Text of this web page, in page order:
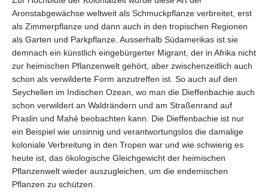
Aronstabgewächse weltweit als Schmuckpflanze verbreitet, erst
als Zimmerpflanze und dann auch in den tropischen Regionen
als Garten und Parkpflanze. Ausserhalb Südamerikas ist sie
demnach ein künstlich eingebürgerter Migrant, der in Afrika nicht
zur heimischen Pflanzenwelt gehört, aber zwischenzeitlich auch
schon als verwilderte Form anzutreffen ist. So auch auf den
Seychellen im Indischen Ozean, wo man die Dieffenbachie auch
schon verwildert an Waldrändern und am Straßenrand auf
Praslin und Mahé beobachten kann. Die Dieffenbachie ist nur
ein Beispiel wie unsinnig und verantwortungslos die damalige
koloniale Verbreitung in den Tropen war und wie schwierig es
heute ist, das ökologische Gleichgewicht der heimischen
Pflanzenwelt wieder auszugleichen, um die endemischen
Pflanzen zu schützen.